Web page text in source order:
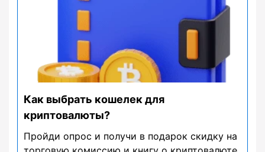
Как выбрать кошелек для
криптовалюты?
Пройди опрос и получи в подарок скидку на